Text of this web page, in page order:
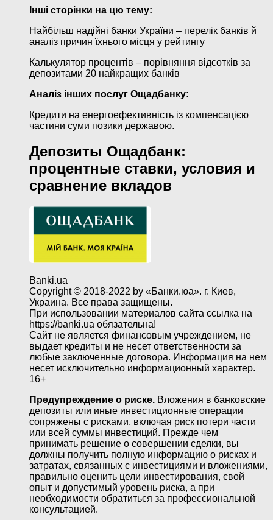
Інші сторінки на цю тему:
Найбільш надійні банки України – перелік банків й
аналіз причин їхнього місця у рейтингу
Калькулятор процентів – порівняння відсотків за
депозитами 20 найкращих банків
Аналіз інших послуг Ощадбанку:
Кредити на енергоефективність із компенсацією
частини суми позики державою.
Депозиты Ощадбанк:
процентные ставки, условия и
сравнение вкладов
Banki.ua
Copyright © 2018-2022 by «Банки.юа». г. Киев,
Украина. Все права защищены.
При использовании материалов сайта ссылка на
https://banki.ua обязательна!
Сайт не является финансовым учреждением, не
выдает кредиты и не несет ответственности за
любые заключенные договора. Информация на нем
несет исключительно информационный характер.
16+
Предупреждение о риске. Вложения в банковские
депозиты или иные инвестиционные операции
сопряжены с рисками, включая риск потери части
или всей суммы инвестиций. Прежде чем
принимать решение о совершении сделки, вы
должны получить полную информацию о рисках и
затратах, связанных с инвестициями и вложениями,
правильно оценить цели инвестирования, свой
опыт и допустимый уровень риска, а при
необходимости обратиться за профессиональной
консультацией.